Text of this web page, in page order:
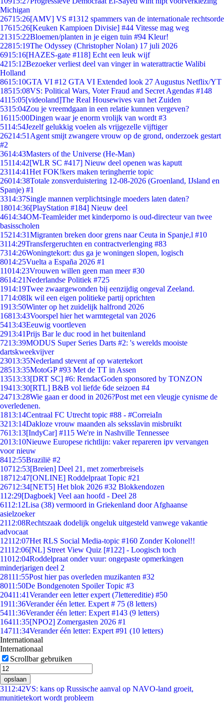
Michigan
26715:26[AMV] VS #1312 spammers van de internationale rechtsorde
17615:26[Keuken Kampioen Divisie] #44 Vitesse mag weg
21315:22Bloemen/planten in je eigen tuin #94 Kleur!
22815:19The Odyssey (Christopher Nolan) 17 juli 2026
6915:16[HAZES-gate #118] Echt een leuk wijf
4215:12Bezoeker verliest deel van vinger in waterattractie Walibi
Holland
8615:10GTA VI #12 GTA VI Extended look 27 Augustus Netflix/YT
18515:08VS: Political Wars, Voter Fraud and Secret Agendas #148
4115:05[videoland]The Real Housewives van het Zuiden
5315:04Zou je vreemdgaan in een relatie kunnen vergeven?
16115:00Dingen waar je enorm vrolijk van wordt #3
5114:54Jezelf gelukkig voelen als vrijgezelle vijftiger
26214:51 Agent smijt zwangere vrouw op de grond, onderzoek gestart
#2
3614:43Masters of the Universe (He-Man)
15114:42[WLR SC #417] Nieuw deel openen was kaputt
23114:41Het FOK!kers maken teringherrie topic
26014:38Totale zonsverduistering 12-08-2026 (Groenland, IJsland en
Spanje) #1
3314:37Single mannen verplichtsingle moeders laten daten?
18014:36[PlayStation #184] Nieuw deel
4614:34OM-Teamleider met kinderporno is oud-directeur van twee
basisscholen
15214:31Migranten breken door grens naar Ceuta in Spanje,l #10
3114:29Transfergeruchten en contractverlenging #83
7314:26Woningtekort: dus ga je woningen slopen, logisch
8014:25Vuelta a España 2026 #1
11014:23Vrouwen willen geen man meer #30
8614:21Nederlandse Politiek #725
1914:19Twee zwaargewonden bij eenzijdig ongeval Zeeland.
1714:08Ik wil een eigen politieke partij oprichten
1913:50Winter op het zuidelijk halfrond 2026
16813:43Voorspel hier het warmtegetal van 2026
5413:43Eeuwig voortleven
2913:41Prijs Bar le duc rood in het buitenland
7213:39MODUS Super Series Darts #2: 's werelds mooiste
dartskweekvijver
23013:35Nederland stevent af op watertekort
28513:35MotoGP #93 Met de TT in Assen
13513:33[DRT SC] #6: RendacGoden sponsored by TONZON
19413:30[RTL] B&B vol liefde 6de seizoen #4
24713:28Wie gaan er dood in 2026?Post met een vleugje cynisme de
overledenen.
1813:14Centraal FC Utrecht topic #88 - #CorreiaIn
3213:14Dakloze vrouw maanden als seksslavin misbruikt
7613:13[IndyCar] #115 We're in Nashville Tennessee
2013:10Nieuwe Europese richtlijn: vaker repareren ipv vervangen
voor nieuw
8412:55Brazilië #2
10712:53[Breien] Deel 21, met zomerbreisels
18712:47[ONLINE] Roddelpraat Topic #21
26712:34[NET5] Het blok 2026 #32 Blokkendozen
112:29[Dagboek] Veel aan hoofd - Deel 28
6112:12Lisa (38) vermoord in Griekenland door Afghaanse
asielzoeker
2112:08Rechtszaak dodelijk ongeluk uitgesteld vanwege vakantie
advocaat
12112:07Het RLS Social Media-topic #160 Zonder Kolonel!!
21112:06[NL] Street View Quiz [#122] - Loogisch toch
11012:04Roddelpraat onder vuur: ongepaste opmerkingen
minderjarigen deel 2
28111:55Post hier pas overleden muzikanten #32
8011:50De Bondgenoten Spoiler Topic #3
20411:41Verander een letter expert (7lettereditie) #50
1911:36Verander één letter. Expert # 75 (8 letters)
5411:36Verander één letter: Expert #143 (9 letters)
16411:35[NPO2] Zomergasten 2026 #1
14711:34Verander één letter: Expert #91 (10 letters)
Internationaal
Internationaal
Scrollbar gebruiken
opslaan
3112:42VS: kans op Russische aanval op NAVO-land groeit,
munitietekort wordt probleem